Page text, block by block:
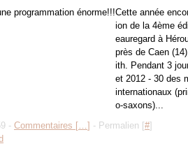
Cette année
ion de la 4ème
eauregard à
près de Caen
ith. Pendant 3
et 2012 - 30 des
internationaux
o-saxons)...
- Commentaires […] - Permalien [#]